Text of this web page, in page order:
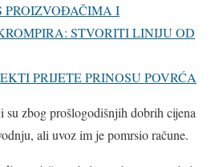
PROIZVOĐAČIMA I
STVORITI LINIJU OD
PRIJETE PRINOSU POVRĆA
zbog prošlogodišnjih dobrih cijena
ali uvoz im je pomrsio račune.